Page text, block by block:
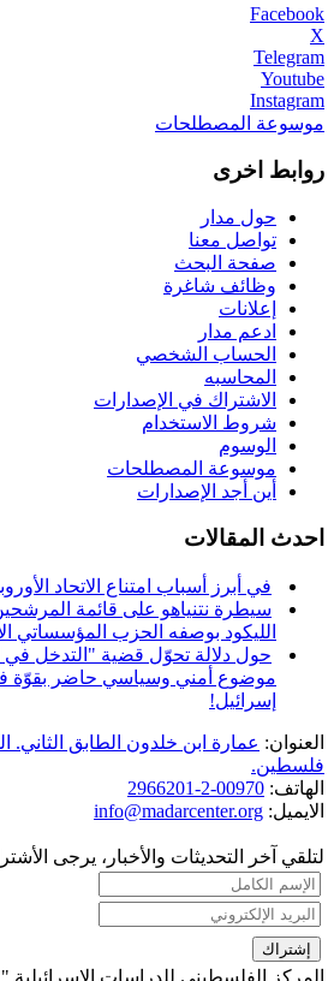
Facebook
X
Telegram
Youtube
Instagram
موسوعة المصطلحات
روابط اخرى
حول مدار
تواصل معنا
صفحة البحث
وظائف شاغرة
إعلانات
ادعم مدار
الحساب الشخصي
المحاسبه
الاشتراك في الإصدارات
شروط الاستخدام
الوسوم
موسوعة المصطلحات
أين أجد الإصدارات
احدث المقالات
في أبرز أسباب امتناع الاتحاد
سيطرة نتنياهو على قائمة
الليكود بوصفه الحزب المؤسساتي
حول دلالة تحوّل قضية "التدخل في
موضوع أمني وسياسي حاضر بقوّة
إسرائيل!
العنوان: عمارة ابن خلدون الطابق الثاني.
فلسطين.
الهاتف: 00970-2-2966201
الايميل: info@madarcenter.org
لتلقي آخر التحديثات والأخبار، يرجى
المركز الفلسطيني للدراسات